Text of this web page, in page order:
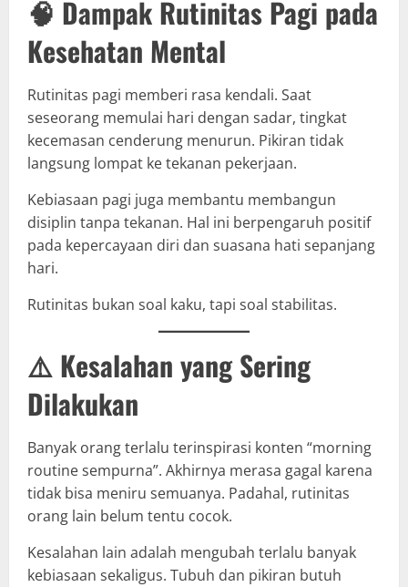
🧠 Dampak Rutinitas Pagi pada
Kesehatan Mental
Rutinitas pagi memberi rasa kendali. Saat
seseorang memulai hari dengan sadar, tingkat
kecemasan cenderung menurun. Pikiran tidak
langsung lompat ke tekanan pekerjaan.
Kebiasaan pagi juga membantu membangun
disiplin tanpa tekanan. Hal ini berpengaruh positif
pada kepercayaan diri dan suasana hati sepanjang
hari.
Rutinitas bukan soal kaku, tapi soal stabilitas.
⚠️ Kesalahan yang Sering
Dilakukan
Banyak orang terlalu terinspirasi konten “morning
routine sempurna”. Akhirnya merasa gagal karena
tidak bisa meniru semuanya. Padahal, rutinitas
orang lain belum tentu cocok.
Kesalahan lain adalah mengubah terlalu banyak
kebiasaan sekaligus. Tubuh dan pikiran butuh